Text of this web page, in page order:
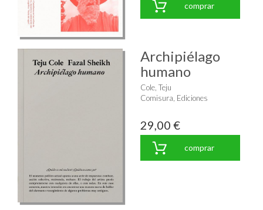
comprar
Archipiélago
humano
Cole, Teju
Comisura, Ediciones
29,00 €
comprar